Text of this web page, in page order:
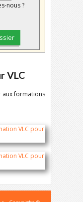
nous ?
VLC
aux formations